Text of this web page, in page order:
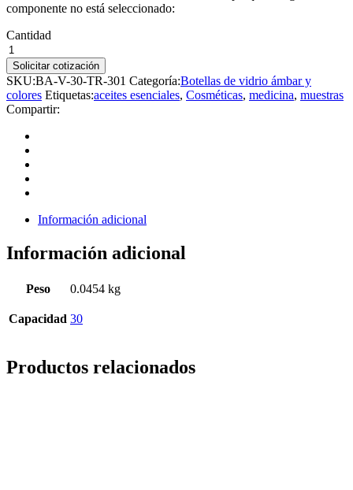
componente no está seleccionado:
Cantidad
Solicitar cotización
SKU:BA-V-30-TR-301 Categoría:Botellas de vidrio ámbar y
colores Etiquetas:aceites esenciales, Cosméticas, medicina, muestras
Compartir:
Información adicional
Información adicional
Peso 0.0454 kg
Capacidad 30
Productos relacionados